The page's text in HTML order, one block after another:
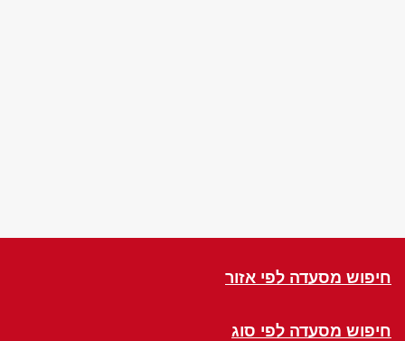
חיפוש מסעדה לפי אזור
חיפוש מסעדה לפי סוג